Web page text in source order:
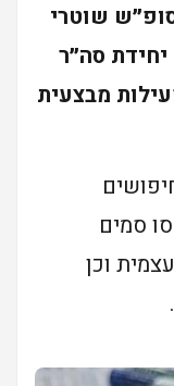
שוטרי
סה״ר
בפעילות מבצעית
סמים
וכן